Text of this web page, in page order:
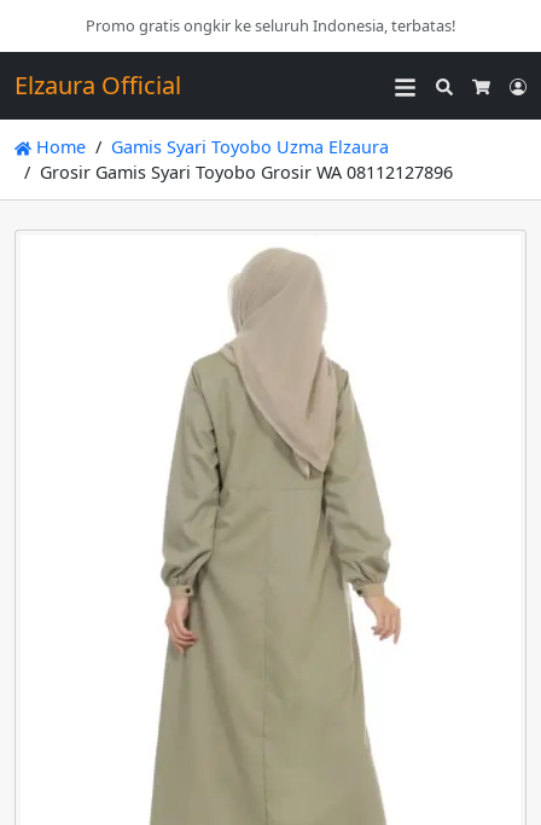
Promo gratis ongkir ke seluruh Indonesia, terbatas!
Elzaura Official
Search
Home
Gamis Syari Toyobo Uzma Elzaura
Grosir Gamis Syari Toyobo Grosir WA 08112127896